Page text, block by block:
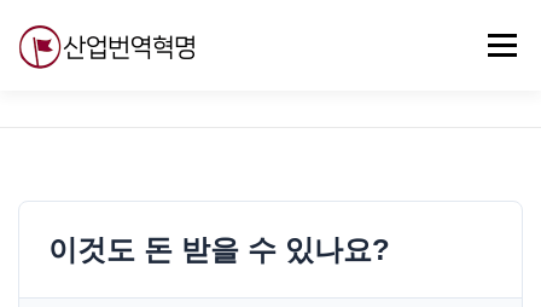
메뉴
이것도 돈 받을 수 있나요?